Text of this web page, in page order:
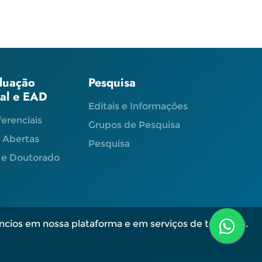
e EAD
Abertas
Doutorado
Pesquisa
Editais e Informações
Grupos de Pesquisa
Pesquisa
em nossa plataforma e em serviços de terceiros.